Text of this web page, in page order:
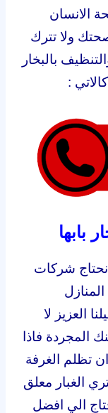
الانسان
ولا تترك
بالبخار
:
بابها
نحتاج شركات
العزيز لا
المجردة فاذا
تظلم الغرفة
الغبار معلق
الي افضل